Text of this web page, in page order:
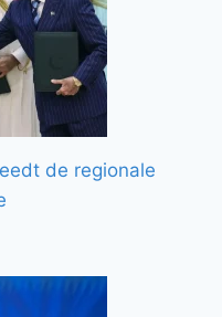
de regionale